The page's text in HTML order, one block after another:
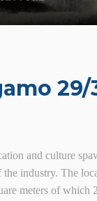
and culture
industry. The
meters of which